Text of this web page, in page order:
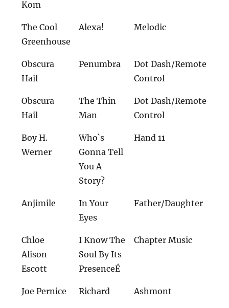
Kom
The Cool
Greenhouse
Alexa! Melodic
Obscura
Hail
Penumbra
Dot Dash/Remote
Control
Obscura
Hail
The Thin
Man
Dot Dash/Remote
Control
Boy H.
Werner
Who`s
Gonna Tell
You A
Story?
Hand 11
Anjimile
In Your
Eyes
Father/Daughter
Chloe
Alison
Escott
I Know The
Soul By Its
PresenceÉ
Chapter Music
Joe Pernice Richard Ashmont